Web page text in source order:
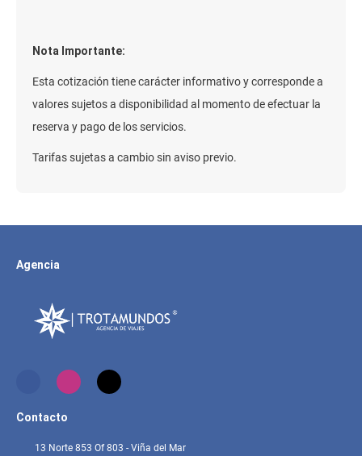
Nota Importante:
Esta cotización tiene carácter informativo y corresponde a
valores sujetos a disponibilidad al momento de efectuar la
reserva y pago de los servicios.
Tarifas sujetas a cambio sin aviso previo.
Agencia
Contacto
13 Norte 853 Of 803 - Viña del Mar